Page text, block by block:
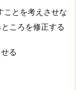
とを考えさせな
ころを修正する
る